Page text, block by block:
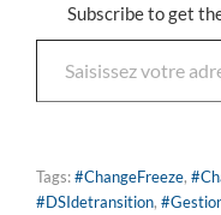
Subscribe to get
Tags:#ChangeFreeze,
#DSIdetransition,